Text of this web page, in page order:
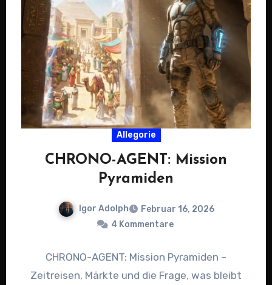
Allegorie
CHRONO-AGENT: Mission
Pyramiden
Igor Adolph
Februar 16, 2026
4 Kommentare
CHRONO-AGENT: Mission Pyramiden –
Zeitreisen, Märkte und die Frage, was bleibt